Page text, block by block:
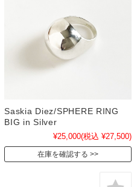
Saskia Diez/SPHERE RING
BIG in Silver
¥25,000(税込 ¥27,500)
在庫を確認する